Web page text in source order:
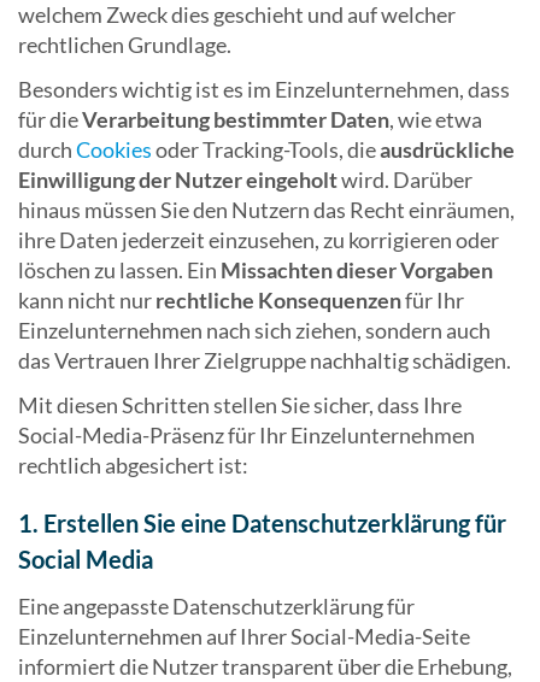
welchem Zweck dies geschieht und auf welcher
rechtlichen Grundlage.
Besonders wichtig ist es im Einzelunternehmen, dass
für dieVerarbeitung bestimmter Daten, wie etwa
durchCookiesoder Tracking-Tools, dieausdrückliche
Einwilligung der Nutzer eingeholtwird. Darüber
hinaus müssen Sie den Nutzern das Recht einräumen,
ihre Daten jederzeit einzusehen, zu korrigieren oder
löschen zu lassen. Ein Missachten dieser Vorgaben
kann nicht nurrechtliche Konsequenzenfür Ihr
Einzelunternehmen nach sich ziehen, sondern auch
das Vertrauen Ihrer Zielgruppe nachhaltig schädigen.
Mit diesen Schritten stellen Sie sicher, dass Ihre
Social-Media-Präsenz für Ihr Einzelunternehmen
rechtlich abgesichert ist:
1. Erstellen Sie eine Datenschutzerklärung für
Social Media
Eine angepasste Datenschutzerklärung für
Einzelunternehmen auf Ihrer Social-Media-Seite
informiert die Nutzer transparent über die Erhebung,